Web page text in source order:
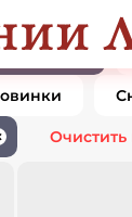
Очистить